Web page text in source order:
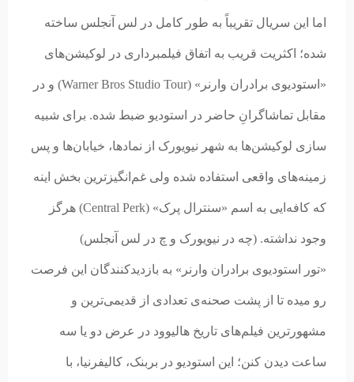
اما این سریال تقریباً به طور کامل در لس آنجلس ساخته
شده؛ اکثریت قریب به اتفاق فیلمبرداری در لوکیشن‌های
«استودیوی برادران وارنر» (Warner Bros Studio Tour) و در
مقابل تماشاگرانِ حاضر در استودیو ضبط شده. برای شبیه
سازی لوکیشن‌ها به شهر نیویورک از نمادها، خیابان‌ها و پس
زمینه‌های واقعی استفاده شده ولی غم‌انگیزترین بخش اینه
که کافه‌ایی به اسم «سنترال پرک» (Central Perk) هرگز
وجود نداشته. (چه در نیویورک و چ در لس آنجلس)
«تور استودیوی برادران وارنر» به بازدیدکنندگان این فرصت
رو میده تا از پشت‌ صحنه‌ی تعدادی از قدیمی‌ترین و
مشهورترین فیلم‌های تاریخ هالیوود در عرض دو یا سه
ساعت دیدن کنن؛‌ این استودیو در بربنک، کالیفرنیا، با